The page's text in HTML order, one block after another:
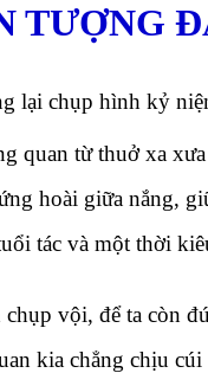
TƯỢNG
lại chụp hình kỷ
quan từ thuở xa xưa
hoài giữa nắng,
tác và một thời
chụp vội, để ta còn
kia chẳng chịu